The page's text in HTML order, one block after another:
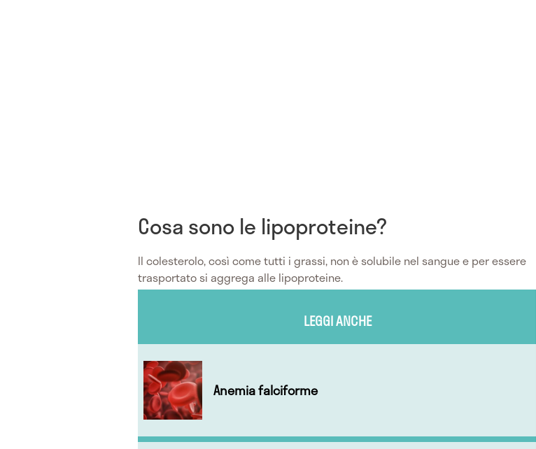
Cosa sono le lipoproteine?
Il colesterolo, così come tutti i grassi, non è solubile nel sangue e per essere
trasportato si aggrega alle lipoproteine.
LEGGI ANCHE
Anemia falciforme